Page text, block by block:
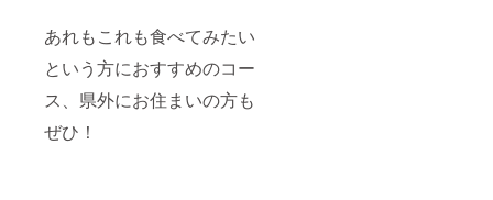
あれもこれも食べてみたい
という方におすすめのコー
ス、県外にお住まいの方も
ぜひ！